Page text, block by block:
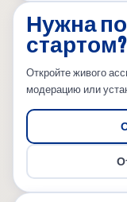
Нужна
стартом?
Откройте живого
модерацию или